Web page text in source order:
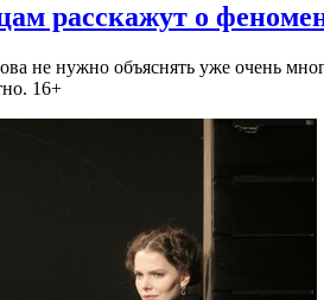
расскажут о
не нужно объяснять уже очень
16+